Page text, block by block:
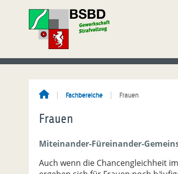
Fachbereiche Frauen
Frauen
Miteinander-Füreinander-
Auch wenn die Chancengleichheit